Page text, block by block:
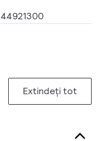
Extindeți tot